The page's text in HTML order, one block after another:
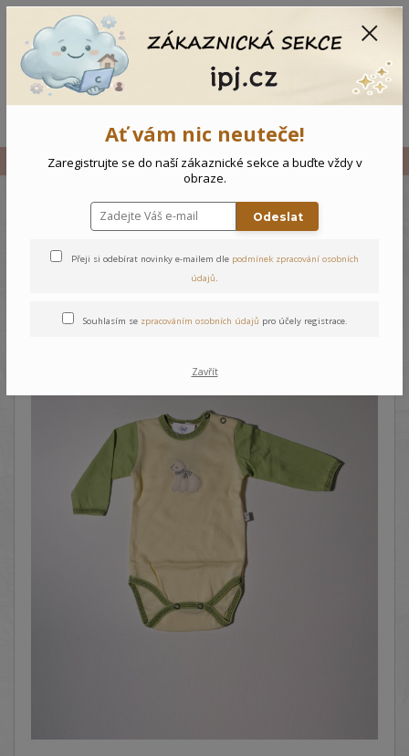
Vše Kojenecké body Medvídek
Kojenecké body Medvídek
Ať vám nic neuteče!
Zaregistrujte se do naší zákaznické sekce a buďte vždy v
obraze.
Odeslat
Přeji si odebírat novinky e-mailem dle podmínek zpracování osobních
údajů.
Souhlasím se zpracováním osobních údajů pro účely registrace.
Zavřít